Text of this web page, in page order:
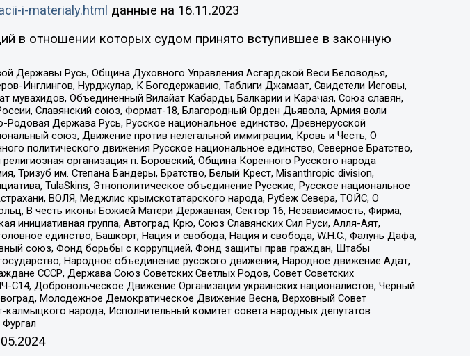
i-materialy.html данные на 16.11.2023
в отношении которых судом принято вступившее в законную
Державы Русь, Община Духовного Управления Асгардской Веси Беловодья,
Инглингов, Нурджулар, К Богодержавию, Таблиги Джамаат, Свидетели Иеговы,
мувахидов, Объединенный Вилайат Кабарды, Балкарии и Карачая, Союз славян,
Славянский союз, Формат-18, Благородный Орден Дьявола, Армия воли
Держава Русь, Русское национальное единство, Древнерусской
союз, Движение против нелегальной иммиграции, Кровь и Честь, О
политического движения Русское национальное единство, Северное Братство,
организация п. Боровский, Община Коренного Русского народа
Тризуб им. Степана Бандеры, Братство, Белый Крест, Misanthropic division,
TulaSkins, Этнополитическое объединение Русские, Русское национальное
ВОЛЯ, Меджлис крымскотатарского народа, Рубеж Севера, ТОЙС, О
В честь иконы Божией Матери Державная, Сектор 16, Независимость, Фирма,
группа, Автоград Крю, Союз Славянских Сил Руси, Алля-Аят,
единство, Башкорт, Нация и свобода, Нация и свобода, W.H.С., Фалунь Дафа,
союз, Фонд борьбы с коррупцией, Фонд защиты прав граждан, Штабы
Народное объединение русского движения, Народное движение Адат,
СССР, Держава Союз Советских Светлых Родов, Совет Советских
С14, Добровольческое Движение Организации украинских националистов, Черный
Молодежное Демократическое Движение Весна, Верховный Совет
народа, Исполнительный комитет совета народных депутатов